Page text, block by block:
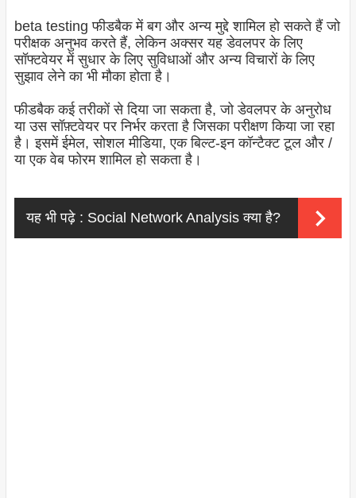
beta testing फीडबैक में बग और अन्य मुद्दे शामिल हो सकते हैं जो
परीक्षक अनुभव करते हैं, लेकिन अक्सर यह डेवलपर के लिए
सॉफ्टवेयर में सुधार के लिए सुविधाओं और अन्य विचारों के लिए
सुझाव लेने का भी मौका होता है।
फीडबैक कई तरीकों से दिया जा सकता है, जो डेवलपर के अनुरोध
या उस सॉफ़्टवेयर पर निर्भर करता है जिसका परीक्षण किया जा रहा
है। इसमें ईमेल, सोशल मीडिया, एक बिल्ट-इन कॉन्टैक्ट टूल और /
या एक वेब फोरम शामिल हो सकता है।
यह भी पढ़े : Social Network Analysis क्या है?